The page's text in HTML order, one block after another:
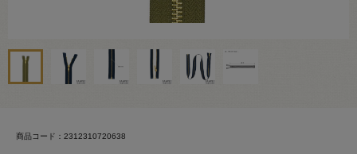
商品コード：2312310720638